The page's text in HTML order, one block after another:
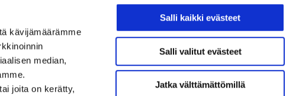
kävijämäärämme
median,
joita on kerätty,
Salli kaikki evästeet
Salli valitut evästeet
Jatka välttämättömillä
Diagno Finland Oy
ympärillä.
mekaanikkoa harhauttaen.